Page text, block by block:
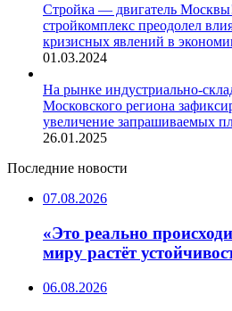
Стройка — двигатель
стройкомплекс преодолел
кризисных явлений в
01.03.2024
На рынке индустриально-
Московского региона
увеличение запрашиваемых
26.01.2025
Последние новости
07.08.2026
«Это реально
миру растёт
06.08.2026